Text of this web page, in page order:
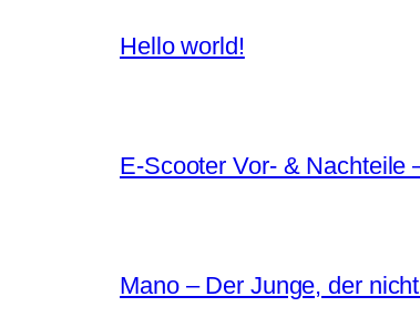
Hello world!
E-Scooter Vor- & Nachteile
Mano – Der Junge, der